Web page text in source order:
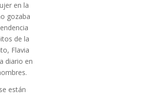
en la
gozaba
de la
Flavia
diario en
están